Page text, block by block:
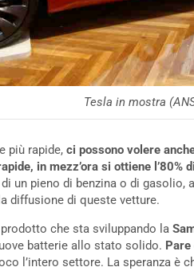
Tesla in mostra
più rapide, ci possono volere
in mezz’ora si ottiene l’80%
un pieno di benzina o di
diffusione di queste vetture.
che sta sviluppando la
batterie allo stato solido.
l’intero settore. La speranza è